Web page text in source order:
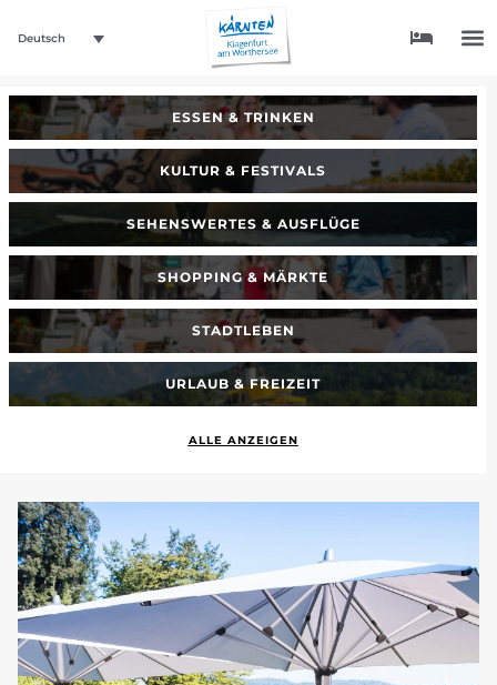
Deutsch
ESSEN & TRINKEN
KULTUR & FESTIVALS
SEHENSWERTES & AUSFLÜGE
SHOPPING & MÄRKTE
STADTLEBEN
URLAUB & FREIZEIT
ALLE ANZEIGEN